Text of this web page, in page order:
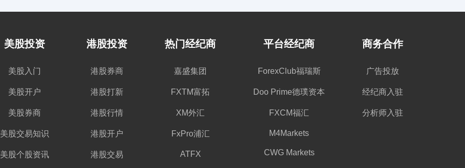
美股投资
美股入门
美股开户
美股券商
美股交易知识
美股个股资讯
港股投资
港股券商
港股打新
港股行情
港股开户
港股交易
热门经纪商
嘉盛集团
FXTM富拓
XM外汇
FxPro浦汇
ATFX
平台经纪商
ForexClub福瑞斯
Doo Prime德璞资本
FXCM福汇
M4Markets
CWG Markets
商务合作
广告投放
经纪商入驻
分析师入驻